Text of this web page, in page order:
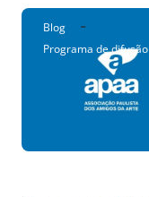
Blog -
Programa de difusão